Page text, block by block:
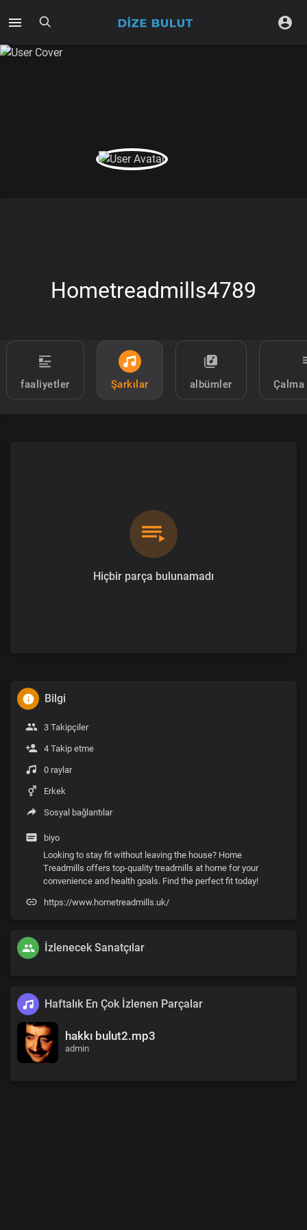
Hometreadmills4789
faaliyetler Şarkılar albümler
Hiçbir parça bulunamadı
Bilgi
3 Takipçiler
4 Takip etme
0 raylar
Erkek
Sosyal bağlantılar
biyo
Looking to stay fit without leaving the house? Home
Treadmills offers top-quality treadmills at home for your
convenience and health goals. Find the perfect fit today!
https://www.hometreadmills.uk/
İzlenecek Sanatçılar
Haftalık En Çok İzlenen Parçalar
hakkı bulut2.mp3
admin